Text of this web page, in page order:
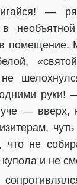
—
помещение.
руки!
— вверх,
что не
и не